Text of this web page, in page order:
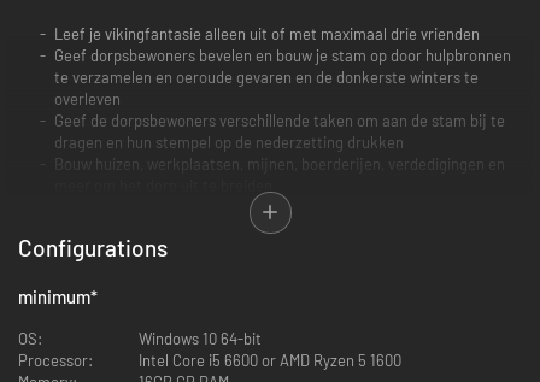
Leef je vikingfantasie alleen uit of met maximaal drie vrienden
Geef dorpsbewoners bevelen en bouw je stam op door hulpbronnen
te verzamelen en oeroude gevaren en de donkerste winters te
overleven
Geef de dorpsbewoners verschillende taken om aan de stam bij te
dragen en hun stempel op de nederzetting drukken
Bouw huizen, werkplaatsen, mijnen, boerderijen, verdedigingen en
Ontdek verborgen grotten en ga op verkenning uit om meer
waardevolle hulpbronnen te verzamelen
Verken een fantastische wereld vol geheimen, opmerkelijke locaties
elke sessie dynamisch en verfrissend is
de gehele wereld, waarbij je prioriteiten om te overleven veranderen
op basis van het seizoen
Configurations
minimum*
OS:
Windows 10 64-bit
Processor:
Intel Core i5 6600 or AMD Ryzen 5 1600